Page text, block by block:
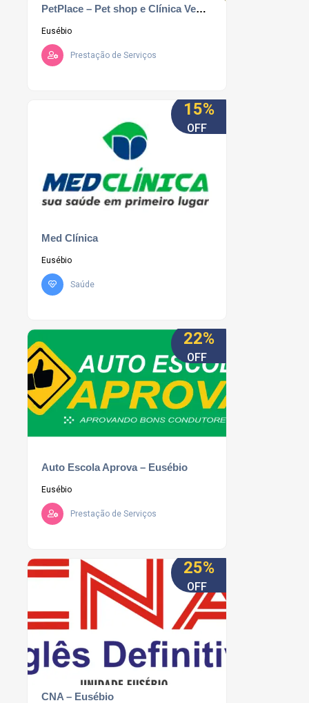
PetPlace – Pet shop e Clínica Veterinária.
Eusébio
Prestação de Serviços
OFF
15%
Med Clínica
Eusébio
Saúde
OFF
22%
Auto Escola Aprova – Eusébio
Eusébio
Prestação de Serviços
OFF
25%
CNA – Eusébio